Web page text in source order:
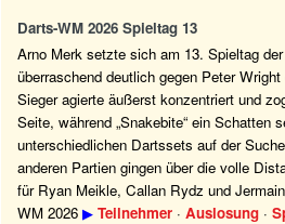
Darts-WM 2026 Spieltag 13
Arno Merk setzte sich am 13. Spieltag
überraschend deutlich gegen Peter
Sieger agierte äußerst konzentriert und
Seite, während „Snakebite“ ein Schatten
unterschiedlichen Dartssets auf der
anderen Partien gingen über die volle
für Ryan Meikle, Callan Rydz und
WM 2026 ▶ Teilnehmer · Auslosung ·